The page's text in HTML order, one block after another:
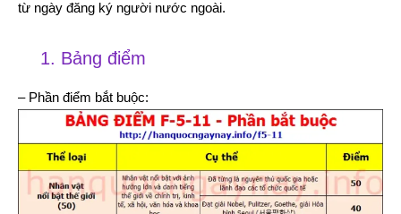
từ ngày đăng ký người nước ngoài.
1. Bảng điểm
– Phần điểm bắt buộc: